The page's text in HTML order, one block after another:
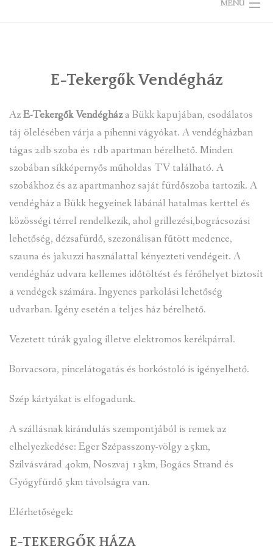
MENU
ÖNKORMÁNYZAT
VÁLASZTÁS
BÜKKZSÉRCRŐL
KÉPGALÉRIÁK
RENDEZVÉNYEK, ÜNNEPEK
LÁTNIVALÓK
VENDÉGLÁTÓ EGYSÉGEK, SZÁLLÁSHELYEK
E-Tekergők Vendégház
AzE-Tekergők Vendégháza Bükk kapujában, csodálatos
táj ölelésében várja a pihenni vágyókat. A vendégházban
tágas 2db szoba és 1db apartman bérelhető. Minden
szobában síkképernyős műholdas TV található. A
szobákhoz és az apartmanhoz saját fürdőszoba tartozik. A
vendégház a Bükk hegyeinek lábánál hatalmas kerttel és
közösségi térrel rendelkezik, ahol grillezési,bográcsozási
lehetőség, dézsafürdő, szezonálisan fűtött medence,
szauna és jakuzzi használattal kényezteti vendégeit. A
vendégház udvara kellemes időtöltést és férőhelyet biztosít
a vendégek számára. Ingyenes parkolási lehetőség
udvarban. Igény esetén a teljes ház bérelhető.
Vezetett túrák gyalog illetve elektromos kerékpárral.
Borvacsora, pincelátogatás és borkóstoló is igényelhető.
Szép kártyákat is elfogadunk.
A szállásnak kirándulás szempontjából is remek az
elhelyezkedése: Eger Szépasszony-völgy 25km,
Szilvásvárad 40km, Noszvaj 13km, Bogács Strand és
Gyógyfürdő 5km távolságra van.
Elérhetőségek:
E-TEKERGŐK HÁZA